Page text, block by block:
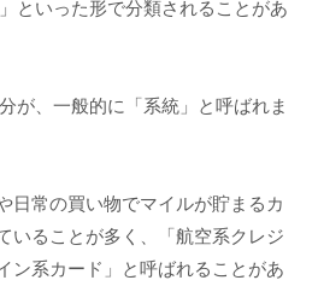
といった形で分類されることがあ
が、一般的に「系統」と呼ばれま
日常の買い物でマイルが貯まるカ
いることが多く、「航空系クレジ
ン系カード」と呼ばれることがあ